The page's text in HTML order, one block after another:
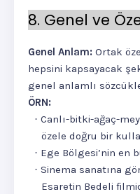
8. Genel ve
Genel Anlam: Ortak
hepsini kapsayacak
genel anlamlı
ÖRN:
· Canlı-bitki-ağaç-
özele doğru bir
· Ege Bölgesi’nin en
· Sinema sanatına
Esaretin Bedeli